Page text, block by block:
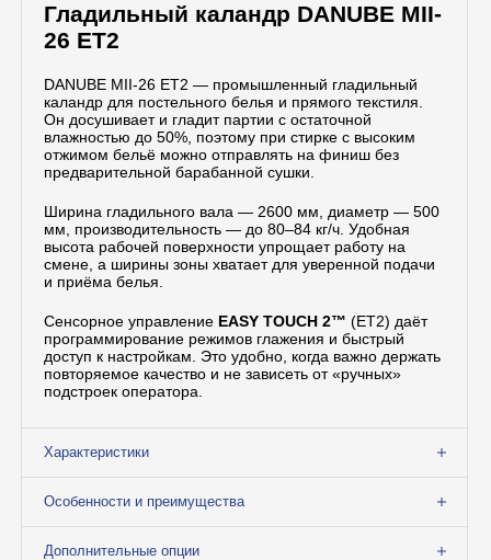
из
Гладильный каландр DANUBE MII-
26 ET2
DANUBE MII-26 ET2 — промышленный гладильный
каландр для постельного белья и прямого текстиля.
Он досушивает и гладит партии с остаточной
влажностью до 50%, поэтому при стирке с высоким
отжимом бельё можно отправлять на финиш без
предварительной барабанной сушки.
Ширина гладильного вала — 2600 мм, диаметр — 500
мм, производительность — до 80–84 кг/ч. Удобная
высота рабочей поверхности упрощает работу на
смене, а ширины зоны хватает для уверенной подачи
и приёма белья.
Сенсорное управление EASY TOUCH 2™ (ET2) даёт
программирование режимов глажения и быстрый
доступ к настройкам. Это удобно, когда важно держать
повторяемое качество и не зависеть от «ручных»
подстроек оператора.
Характеристики
Особенности и преимущества
Дополнительные опции